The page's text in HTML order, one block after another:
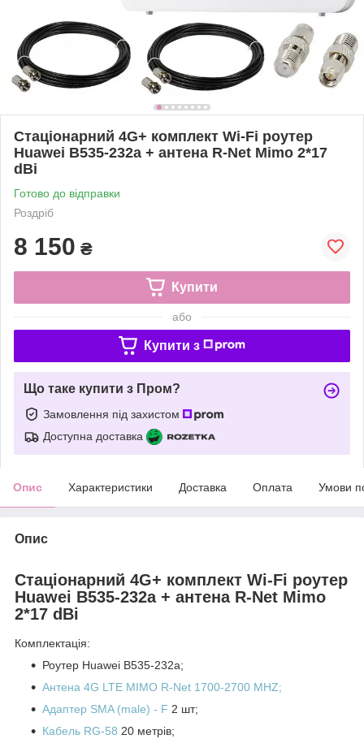
Стаціонарний 4G+ комплект Wi-Fi роутер
Huawei B535-232a + антена R-Net Mimo 2*17
dBi
Готово до відправки
Роздріб
8 150 ₴
Купити
або
Купити з
Що таке купити з Пром?
Замовлення під захистом
Доступна доставка
Опис Характеристики Доставка Оплата Умови
Опис
Стаціонарний 4G+ комплект Wi-Fi роутер
Huawei B535-232a + антена R-Net Mimo
2*17 dBi
Комплектація:
Роутер Huawei B535-232a;
Антена 4G LTE MIMO R-Net 1700-2700 MHZ;
Адаптер SMA (male) - F 2 шт;
Кабель RG-58 20 метрів;